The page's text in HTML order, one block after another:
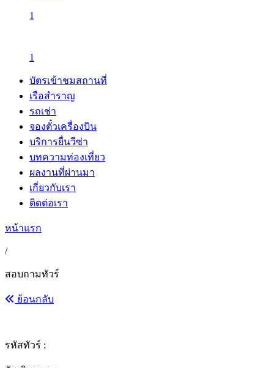
1
1
บัตรเข้าชมสถานที่
เรือสำราญ
รถเช่า
จองตั๋วเครื่องบิน
บริการยื่นวีซ่า
บทความท่องเที่ยว
ผลงานที่ผ่านมา
เกี่ยวกับเรา
ติดต่อเรา
หน้าแรก
/
สอบถามทัวร์
ย้อนกลับ
รหัสทัวร์ :